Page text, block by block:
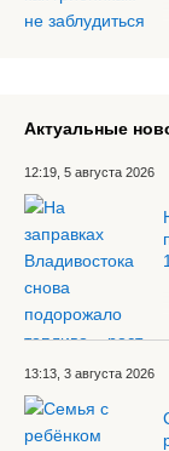
Актуальные
12:19, 5 августа 2026
13:13, 3 августа 2026